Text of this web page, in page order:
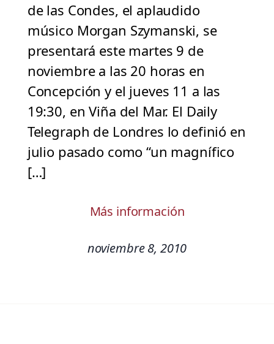
de las Condes, el aplaudido
músico Morgan Szymanski, se
presentará este martes 9 de
noviembre a las 20 horas en
Concepción y el jueves 11 a las
19:30, en Viña del Mar. El Daily
Telegraph de Londres lo definió en
julio pasado como “un magnífico
[…]
Más información
noviembre 8, 2010